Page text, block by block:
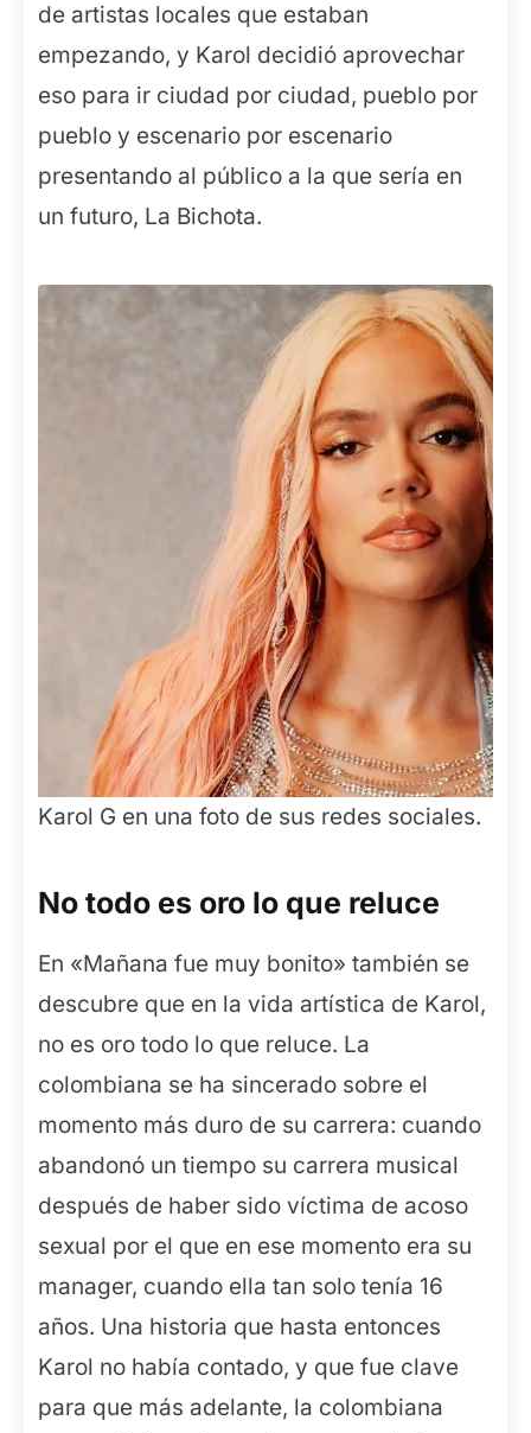
de artistas locales que estaban
empezando, y Karol decidió aprovechar
eso para ir ciudad por ciudad, pueblo por
pueblo y escenario por escenario
presentando al público a la que sería en
un futuro, La Bichota.
Karol G en una foto de sus redes sociales.
No todo es oro lo que reluce
En «Mañana fue muy bonito» también se
descubre que en la vida artística de Karol,
no es oro todo lo que reluce. La
colombiana se ha sincerado sobre el
momento más duro de su carrera: cuando
abandonó un tiempo su carrera musical
después de haber sido víctima de acoso
sexual por el que en ese momento era su
manager, cuando ella tan solo tenía 16
años. Una historia que hasta entonces
Karol no había contado, y que fue clave
para que más adelante, la colombiana